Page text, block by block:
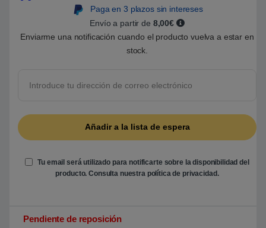
Paga en 3 plazos sin intereses
Envío a partir de 8,00€
Enviarme una notificación cuando el producto vuelva a estar en
stock.
Tu email será utilizado para notificarte sobre la disponibilidad del
producto. Consulta nuestra política de privacidad.
Pendiente de reposición